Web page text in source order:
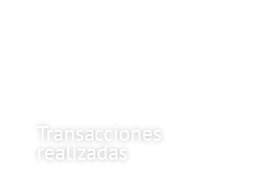
Transacciones
realizadas​